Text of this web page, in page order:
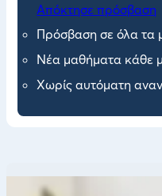
Απόκτησε πρόσβαση
Πρόσβαση σε όλα τα
Νέα μαθήματα κάθε
Χωρίς αυτόματη